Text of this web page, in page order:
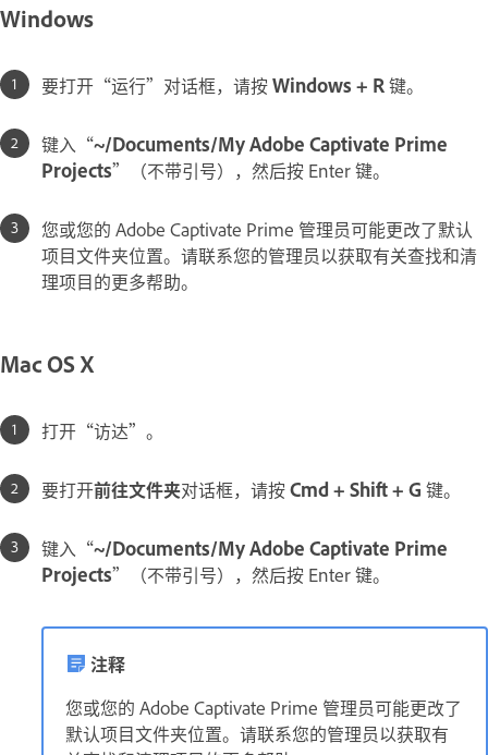
Windows
要打开“运行”对话框，请按Windows + R键。
键入“~/Documents/My Adobe Captivate Prime
Projects”（不带引号），然后按 Enter 键。
您或您的 Adobe Captivate Prime 管理员可能更改了默认
项目文件夹位置。请联系您的管理员以获取有关查找和清
理项目的更多帮助。
Mac OS X
打开“访达”。
要打开前往文件夹对话框，请按Cmd + Shift + G 键。
键入“~/Documents/My Adobe Captivate Prime
Projects”（不带引号），然后按 Enter 键。
注释
您或您的 Adobe Captivate Prime 管理员可能更改了
默认项目文件夹位置。请联系您的管理员以获取有